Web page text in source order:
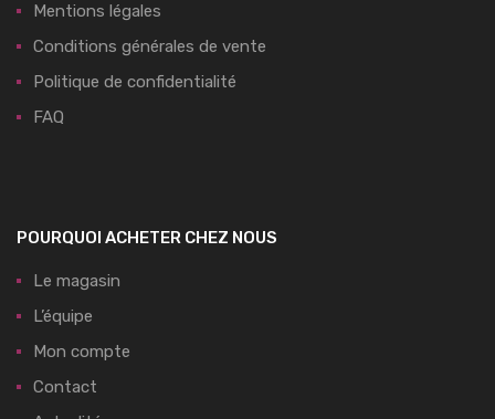
Mentions légales
Conditions générales de vente
Politique de confidentialité
FAQ
POURQUOI ACHETER CHEZ NOUS
Le magasin
L’équipe
Mon compte
Contact